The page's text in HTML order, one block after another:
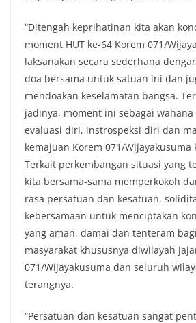
“Ditengah keprihatinan kita akan
moment HUT ke-64 Korem 071/
laksanakan secara sederhana
doa bersama untuk satuan ini dan
mendoakan keselamatan bangsa.
jadinya, moment ini sebagai
evaluasi diri, instrospeksi diri dan
kemajuan Korem 071/Wijayakusuma
Terkait perkembangan situasi yang
kita bersama-sama memperkokoh
rasa persatuan dan kesatuan,
kebersamaan untuk menciptakan
yang aman, damai dan tenteram
masyarakat khususnya diwilayah
071/Wijayakusuma dan seluruh
terangnya.
“Persatuan dan kesatuan sangat